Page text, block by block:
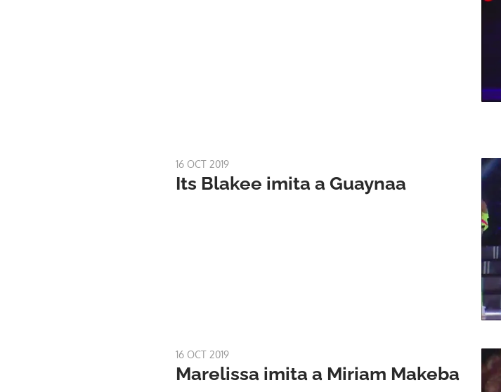
16 OCT 2019
Its Blakee imita a Guaynaa
16 OCT 2019
Marelissa imita a Miriam Makeba